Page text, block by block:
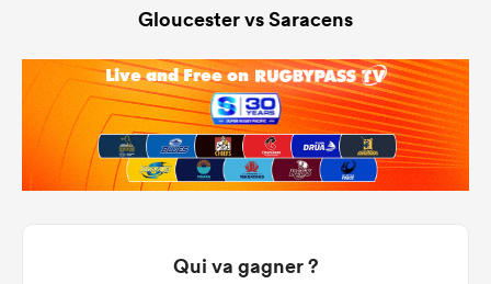
Gloucester vs Saracens
Qui va gagner ?